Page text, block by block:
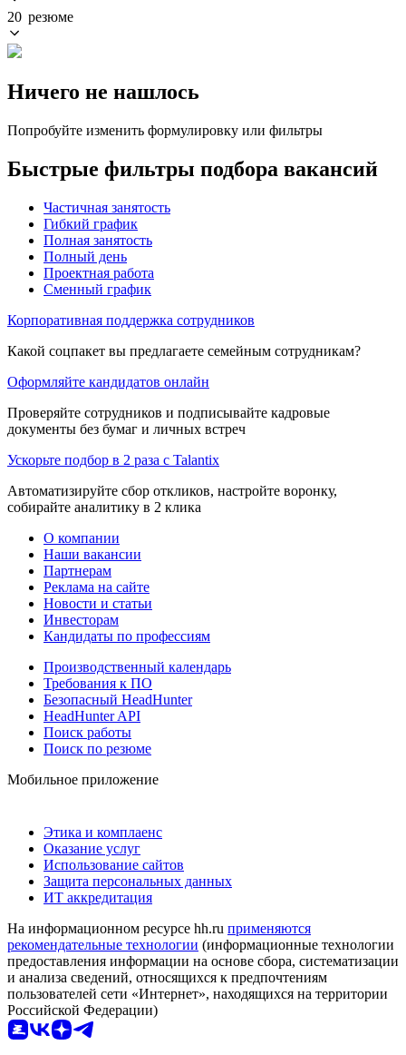
20 резюме
Ничего не нашлось
Попробуйте изменить формулировку или фильтры
Быстрые фильтры подбора вакансий
Частичная занятость
Гибкий график
Полная занятость
Полный день
Проектная работа
Сменный график
Корпоративная поддержка сотрудников
Какой соцпакет вы предлагаете семейным сотрудникам?
Оформляйте кандидатов онлайн
Проверяйте сотрудников и подписывайте кадровые
документы без бумаг и личных встреч
Ускорьте подбор в 2 раза с Talantix
Автоматизируйте сбор откликов, настройте воронку,
собирайте аналитику в 2 клика
О компании
Наши вакансии
Партнерам
Реклама на сайте
Новости и статьи
Инвесторам
Кандидаты по профессиям
Производственный календарь
Требования к ПО
Безопасный HeadHunter
HeadHunter API
Поиск работы
Поиск по резюме
Мобильное приложение
Этика и комплаенс
Оказание услуг
Использование сайтов
Защита персональных данных
ИТ аккредитация
На информационном ресурсе hh.ru применяются
рекомендательные технологии (информационные технологии
предоставления информации на основе сбора, систематизации
и анализа сведений, относящихся к предпочтениям
пользователей сети «Интернет», находящихся на территории
Российской Федерации)